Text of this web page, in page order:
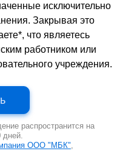
СО РАН»,
имеет общую
Это
H. pylori, которые
риска
в журнале
исключительно
Закрывая это
что являетесь
работником или
учреждения.
распространится на
ООО "МБК",